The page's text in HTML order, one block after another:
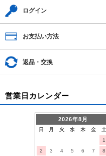
ログイン
お支払い方法
返品・交換
営業日カレンダー
2026年8月
日 月 火 水 木 金
土
1
2
3 4 5 6 7
8